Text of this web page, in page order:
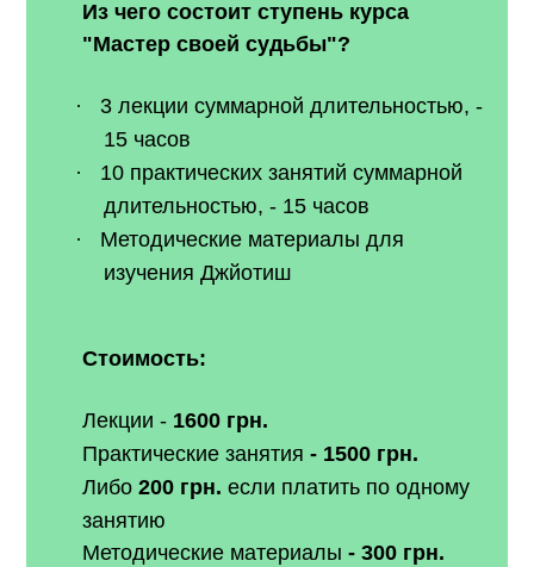
Из чего состоит ступень курса
"Мастер своей судьбы"?
· 3 лекции суммарной длительностью, -
15 часов
· 10 практических занятий суммарной
длительностью, - 15 часов
· Методические материалы для
изучения Джйотиш
Стоимость:
Лекции - 1600 грн.
Практические занятия - 1500 грн.
Либо200 грн. если платить по одному
занятию
Методические материалы - 300 грн.